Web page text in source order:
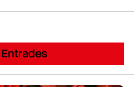
Entrades